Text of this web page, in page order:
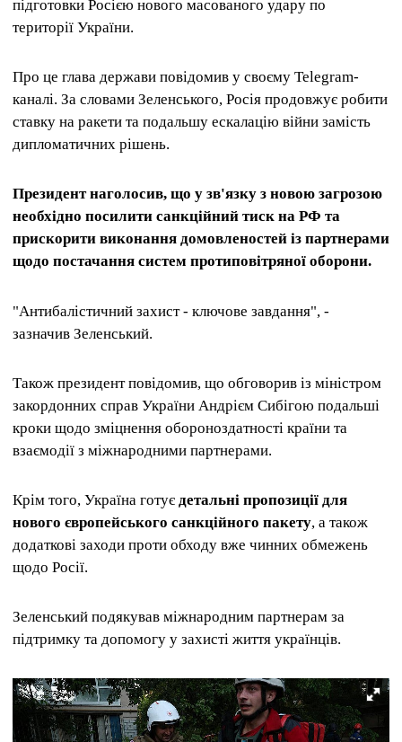
підготовки Росією нового масованого удару по
території України.
Про це глава держави повідомив у своєму Telegram-
каналі. За словами Зеленського, Росія продовжує робити
ставку на ракети та подальшу ескалацію війни замість
дипломатичних рішень.
Президент наголосив, що у зв'язку з новою загрозою
необхідно посилити санкційний тиск на РФ та
прискорити виконання домовленостей із партнерами
щодо постачання систем протиповітряної оборони.
"Антибалістичний захист - ключове завдання", -
зазначив Зеленський.
Також президент повідомив, що обговорив із міністром
закордонних справ України Андрієм Сибігою подальші
кроки щодо зміцнення обороноздатності країни та
взаємодії з міжнародними партнерами.
Крім того, Україна готує детальні пропозиції для
нового європейського санкційного пакету, а також
додаткові заходи проти обходу вже чинних обмежень
щодо Росії.
Зеленський подякував міжнародним партнерам за
підтримку та допомогу у захисті життя українців.